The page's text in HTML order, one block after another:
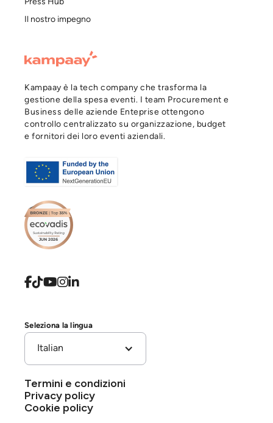
Kampaay è la tech company che trasforma la
gestione della spesa eventi. I team Procurement e
Business delle aziende Enteprise ottengono
controllo centralizzato su organizzazione, budget
e fornitori dei loro eventi aziendali.

Press Hub
Il nostro impegno
Seleziona la lingua
Italian
Termini e condizioni
Privacy policy
Cookie policy